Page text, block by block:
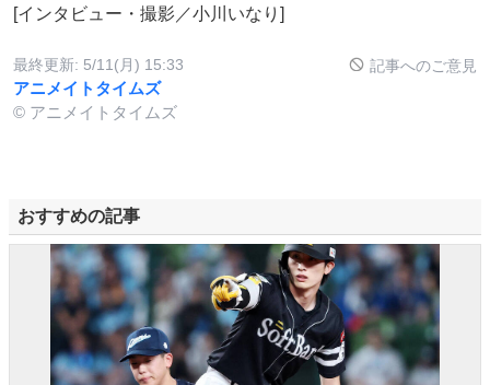
[インタビュー・撮影／小川いなり]
最終更新: 5/11(月) 15:33 記事へのご意見
アニメイトタイムズ
© アニメイトタイムズ
おすすめの記事